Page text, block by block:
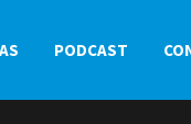
PODCAST